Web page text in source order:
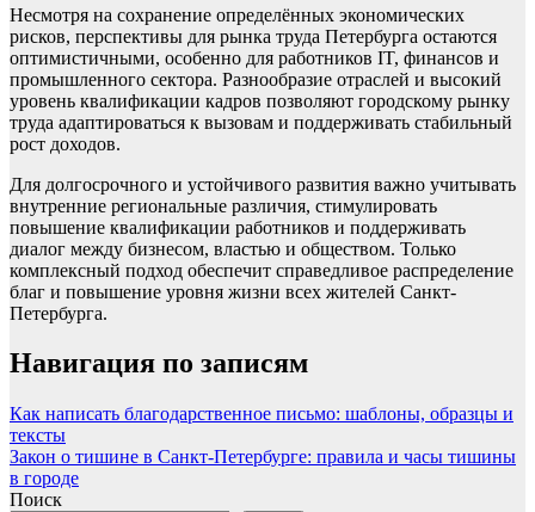
Несмотря на сохранение определённых экономических
рисков, перспективы для рынка труда Петербурга остаются
оптимистичными, особенно для работников IT, финансов и
промышленного сектора. Разнообразие отраслей и высокий
уровень квалификации кадров позволяют городскому рынку
труда адаптироваться к вызовам и поддерживать стабильный
рост доходов.
Для долгосрочного и устойчивого развития важно учитывать
внутренние региональные различия, стимулировать
повышение квалификации работников и поддерживать
диалог между бизнесом, властью и обществом. Только
комплексный подход обеспечит справедливое распределение
благ и повышение уровня жизни всех жителей Санкт-
Петербурга.
Навигация по записям
Как написать благодарственное письмо: шаблоны, образцы и
тексты
Закон о тишине в Санкт-Петербурге: правила и часы тишины
в городе
Поиск